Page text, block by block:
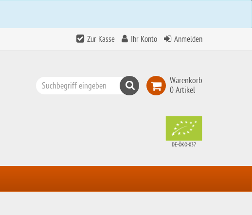
Zur Kasse Ihr Konto Anmelden
Warenkorb
0 Artikel
Suchen
DE-ÖKO-037